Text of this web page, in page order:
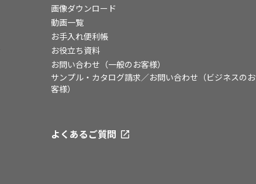
画像ダウンロード
動画一覧
お手入れ便利帳
お役立ち資料
お問い合わせ（一般のお客様）
サンプル・カタログ請求／お問い合わせ（ビジネスのお
客様）
よくあるご質問